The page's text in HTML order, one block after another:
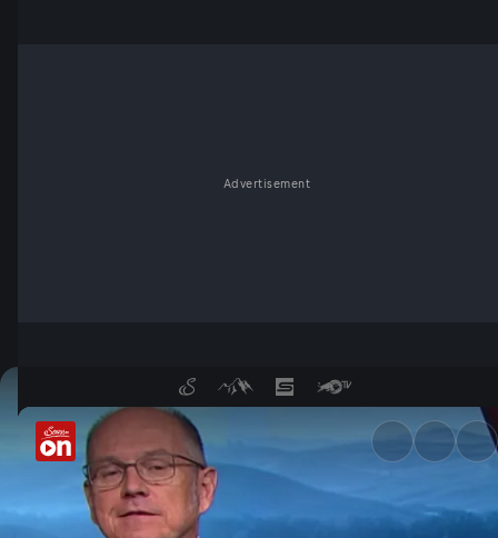
Advertisement
23.Juni - der satirische